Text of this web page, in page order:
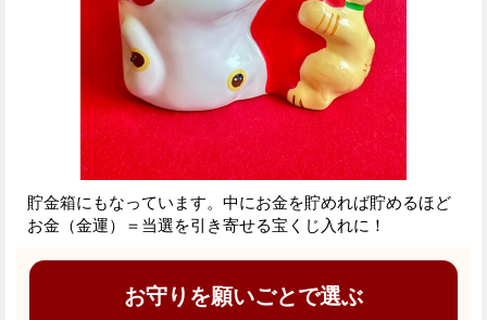
貯金箱にもなっています。中にお金を貯めれば貯めるほど
お金（金運）＝当選を引き寄せる宝くじ入れに！
お守りを願いごとで選ぶ